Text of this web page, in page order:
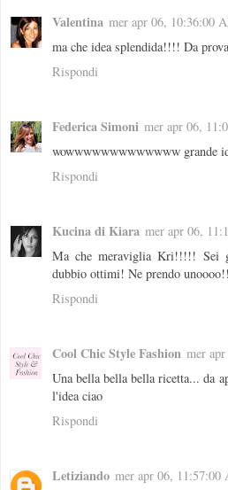
Valentina mer apr 06, 10:36:00
ma che idea splendida!!!! Da
Rispondi
Federica Simoni mer apr 06,
wowwwwwwwwwwwww grande
Rispondi
Kucina di Kiara mer apr 06,
Ma che meraviglia Kri!!!!! Sei
dubbio ottimi! Ne prendo
Rispondi
Cool Chic Style Fashion mer
Una bella bella bella ricetta... da
l'idea ciao
Rispondi
Letiziando mer apr 06, 11:57:00